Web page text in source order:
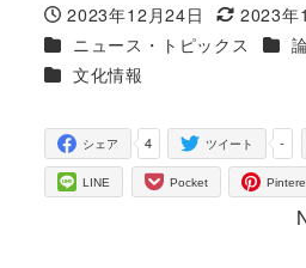
投稿日
2023年12月24日
更新日
2023年
カテゴリー
ニュース・トピックス カテ
カテゴリー
文化情報
4
シェア -
ツイート
LINE Pocket
NPO法人働